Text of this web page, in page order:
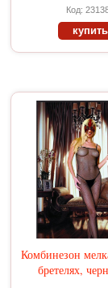
Код:
купить
Комбинезон
бретелях,